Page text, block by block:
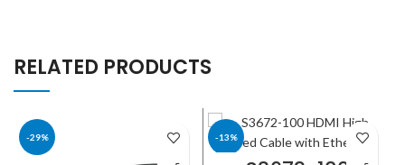
RELATED PRODUCTS
-29% -13%